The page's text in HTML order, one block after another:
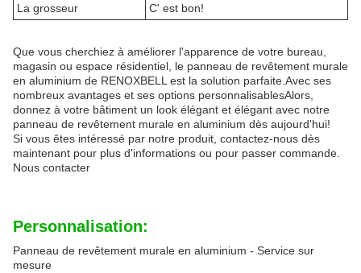
La grosseur
C' est bon!
Que vous cherchiez à améliorer l'apparence de votre bureau,
magasin ou espace résidentiel, le panneau de revêtement murale
en aluminium de RENOXBELL est la solution parfaite.Avec ses
nombreux avantages et ses options personnalisablesAlors,
donnez à votre bâtiment un look élégant et élégant avec notre
panneau de revêtement murale en aluminium dès aujourd'hui!
Si vous êtes intéressé par notre produit, contactez-nous dès
maintenant pour plus d'informations ou pour passer commande.
Nous contacter
Personnalisation:
Panneau de revêtement murale en aluminium - Service sur
mesure